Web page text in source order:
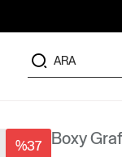
%37 Boxy